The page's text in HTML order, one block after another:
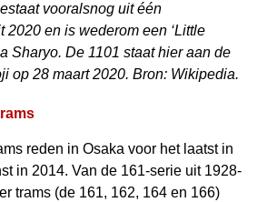
vooralsnog uit één
2020 en is wederom een ‘Little
Sharyo. De 1101 staat hier aan de
op 28 maart 2020. Bron: Wikipedia.
reden in Osaka voor het laatst in
in 2014. Van de 161-serie uit 1928-
trams (de 161, 162, 164 en 166)